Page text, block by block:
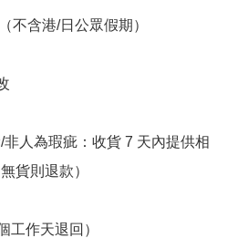
不含港/日公眾假期）
人為瑕疵：收貨 7 天內提供相
貨則退款）
工作天退回）